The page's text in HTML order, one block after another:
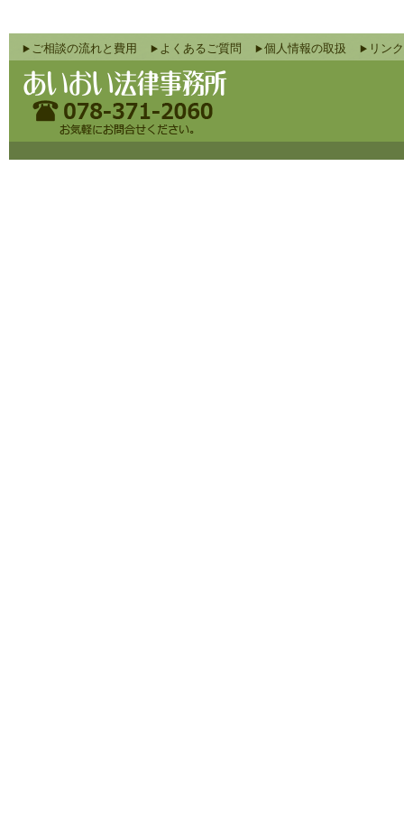
ご相談の流れと費用 よくあるご質問 個人情報の取扱 リン